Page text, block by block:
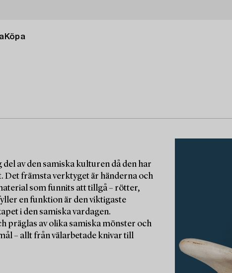
Köpa
av den samiska kulturen då den har
Det främsta verktyget är händerna och
som funnits att tillgå – rötter,
en funktion är den viktigaste
i den samiska vardagen.
präglas av olika samiska mönster och
– allt från välarbetade knivar till